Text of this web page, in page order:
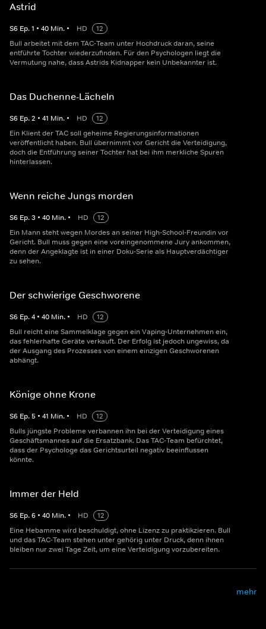
Astrid
S6 Ep.1 • 40 Min. • HD
12
Bull arbeitet mit dem TAC-Team unter Hochdruck daran, seine
entführte Tochter wiederzufinden. Für den Psychologen liegt die
Vermutung nahe, dass Astrids Kidnapper kein Unbekannter ist.
Das Duchenne-Lächeln
S6 Ep.2 • 41 Min. • HD
12
Ein Klient der TAC soll geheime Regierungsinformationen
veröffentlicht haben. Bull übernimmt vor Gericht die Verteidigung,
doch die Entführung seiner Tochter hat bei ihm merkliche Spuren
hinterlassen.
Wenn reiche Jungs morden
S6 Ep.3 • 40 Min. • HD
12
Ein Mann steht wegen Mordes an seiner High-School-Freundin vor
Gericht. Bull muss gegen eine voreingenommene Jury ankommen,
denn der Angeklagte ist in einer Doku-Serie als Hauptverdächtiger
zu sehen.
Der schwierige Geschworene
S6 Ep.4 • 40 Min. • HD
12
Bull reicht eine Sammelklage gegen ein Vaping-Unternehmen ein,
das fehlerhafte Geräte verkauft. Der Erfolg ist jedoch ungewiss, da
der Ausgang des Prozesses von einem einzigen Geschworenen
abhängt.
Könige ohne Krone
S6 Ep.5 • 41 Min. • HD
12
Bulls jüngste Probleme verbannen ihn bei der Verteidigung eines
Geschäftsmannes auf die Ersatzbank. Das TAC-Team befürchtet,
dass der Psychologe das Gerichtsurteil negativ beeinflussen
könnte.
Immer der Held
S6 Ep.6 • 40 Min. • HD
12
Eine Hebamme wird beschuldigt, ohne Lizenz zu praktikzieren. Bull
und das TAC-Team stehen unter gehörig unter Druck, denn ihnen
bleiben nur zwei Tage Zeit, um eine Verteidigung vorzubereiten.
mehr